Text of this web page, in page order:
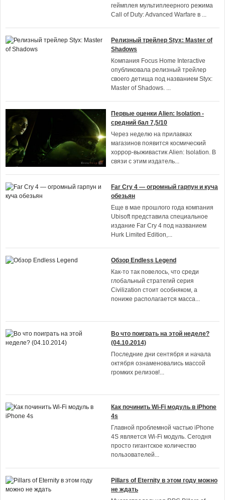
геймплея мультиплеерного режима
Call of Duty: Advanced Warfare в ...
Релизный трейлер Styx: Master of
Shadows
Компания Focus Home Interactive
опубликовала релизный трейлер
своего детища под названием Styx:
Master of Shadows. ...
Первые оценки Alien: Isolation -
средний бал 7,5/10
Через неделю на прилавках
магазинов появится космический
хоррор-выживастик Alien: Isolation. В
связи с этим издатель...
Far Cry 4 — огромный гарпун и куча
обезьян
Еще в мае прошлого года компания
Ubisoft представила специальное
издание Far Cry 4 под названием
Hurk Limited Edition,...
Обзор Endless Legend
Как-то так повелось, что среди
глобальный стратегий серия
Civilization стоит особняком, а
пониже располагается масса...
Во что поиграть на этой неделе?
(04.10.2014)
Последние дни сентября и начала
октября ознаменовались массой
громких релизов!...
Как починить Wi-Fi модуль в iPhone
4s
Главной проблемной частью iPhone
4S является Wi-Fi модуль. Сегодня
просто гигантское количество
пользователей...
Pillars of Eternity в этом году можно
не ждать